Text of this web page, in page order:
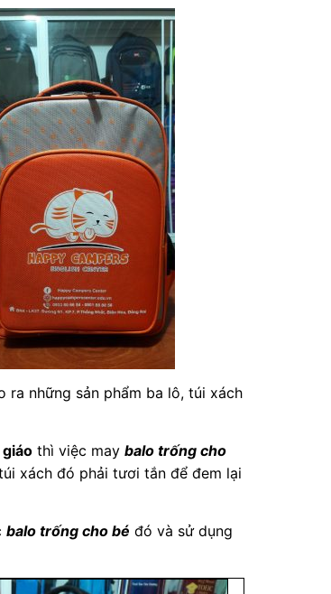
ra những sản phẩm ba lô, túi xách
thì việc may balo trống cho
xách đó phải tươi tắn để đem lại
balo trống cho bé đó và sử dụng